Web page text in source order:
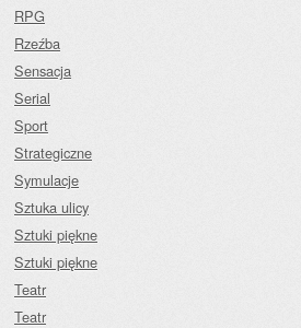
RPG
Rzeźba
Sensacja
Serial
Sport
Strategiczne
Symulacje
Sztuka ulicy
Sztuki piękne
Sztuki piękne
Teatr
Teatr